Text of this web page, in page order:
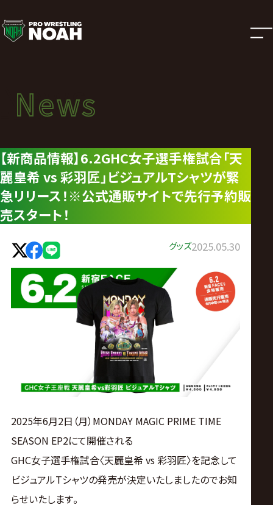
ニ
ュ
ー
ス
|
プ
ロ
レ
ス
リ
グ・
ノ
ア
公
News
ニュース
News
【新商品情報】6.2GHC女子選手権試合「天
麗皇希 vs 彩羽匠」ビジュアルTシャツが緊
急リリース！※公式通販サイトで先行予約販
売スタート！
グッズ2025.05.30
2025年6月2日（月） MONDAY MAGIC PRIME TIME
SEASON EP2にて開催される
GHC女子選手権試合〈天麗皇希 vs 彩羽匠〉を記念して
ビジュアルTシャツの発売が決定いたしましたのでお知
らせいたします。